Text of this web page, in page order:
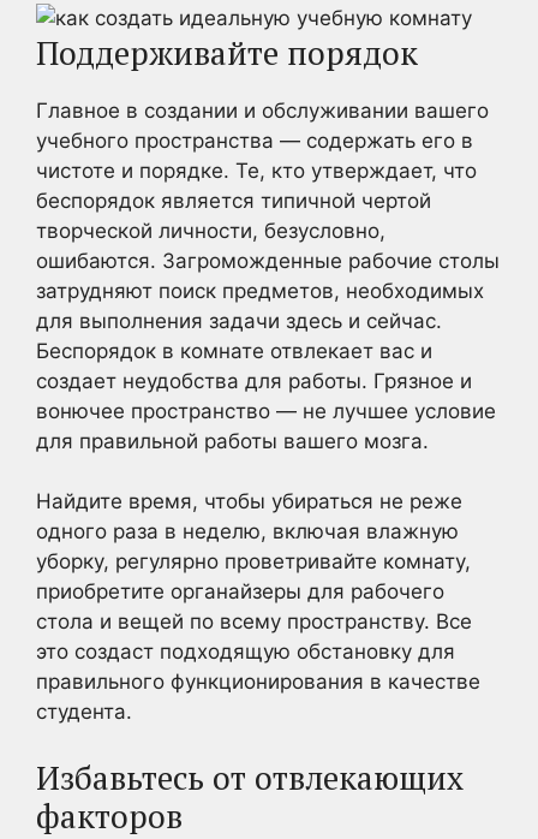
Поддерживайте порядок
Главное в создании и обслуживании вашего
учебного пространства — содержать его в
чистоте и порядке. Те, кто утверждает, что
беспорядок является типичной чертой
творческой личности, безусловно,
ошибаются. Загроможденные рабочие столы
затрудняют поиск предметов, необходимых
для выполнения задачи здесь и сейчас.
Беспорядок в комнате отвлекает вас и
создает неудобства для работы. Грязное и
вонючее пространство — не лучшее условие
для правильной работы вашего мозга.
Найдите время, чтобы убираться не реже
одного раза в неделю, включая влажную
уборку, регулярно проветривайте комнату,
приобретите органайзеры для рабочего
стола и вещей по всему пространству. Все
это создаст подходящую обстановку для
правильного функционирования в качестве
студента.
Избавьтесь от отвлекающих
факторов